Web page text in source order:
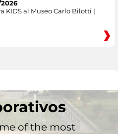
KIDS al Museo Carlo Bilotti |
of the most